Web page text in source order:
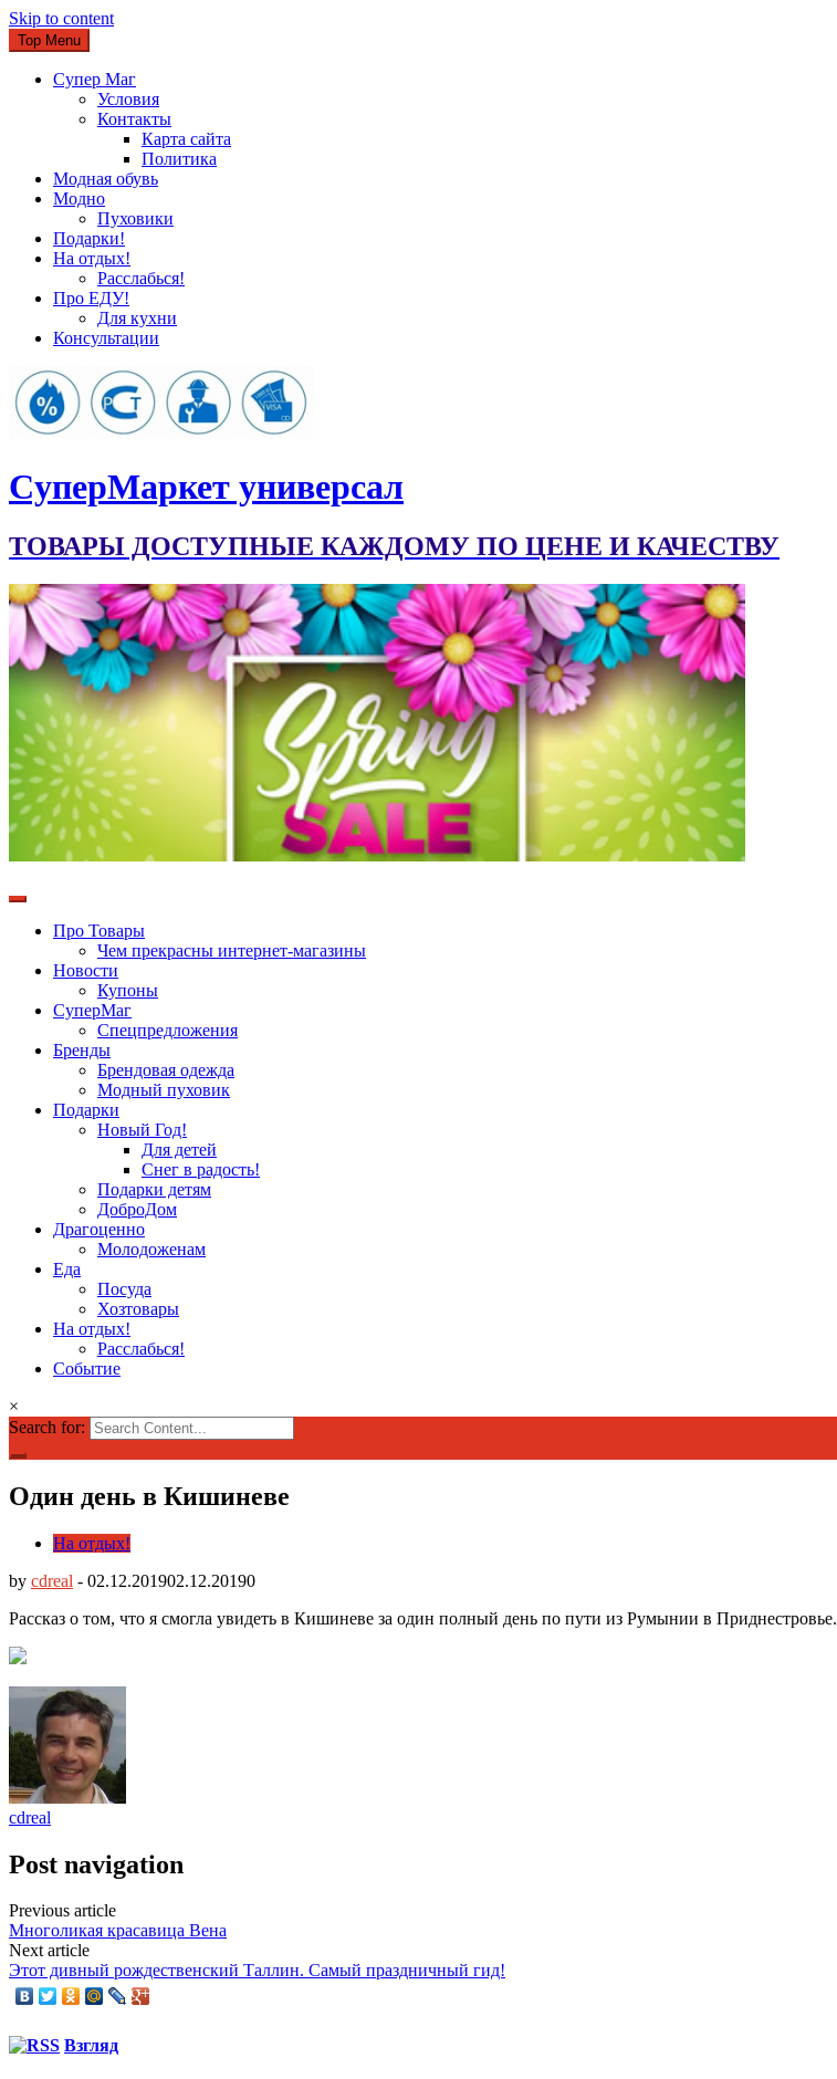
Skip to content
Top Menu
Супер Маг
Условия
Контакты
Карта сайта
Политика
Модная обувь
Модно
Пуховики
Подарки!
На отдых!
Расслабься!
Про ЕДУ!
Для кухни
Консультации
CуперМаркет универсал
ТОВАРЫ ДОСТУПНЫЕ КАЖДОМУ ПО ЦЕНЕ И КАЧЕСТВУ
Про Товары
Чем прекрасны интернет-магазины
Новости
Купоны
СуперМаг
Спецпредложения
Бренды
Брендовая одежда
Модный пуховик
Подарки
Новый Год!
Для детей
Снег в радость!
Подарки детям
ДоброДом
Драгоценно
Молодоженам
Еда
Посуда
Хозтовары
На отдых!
Расслабься!
Событие
×
Search for:
Один день в Кишиневе
На отдых!
by cdreal - 02.12.201902.12.20190
Рассказ о том, что я смогла увидеть в Кишиневе за один полный день по пути из Румынии в Приднестровье.
cdreal
Post navigation
Previous article
Многоликая красавица Вена
Next article
Этот дивный рождественский Таллин. Самый праздничный гид!
Взгляд